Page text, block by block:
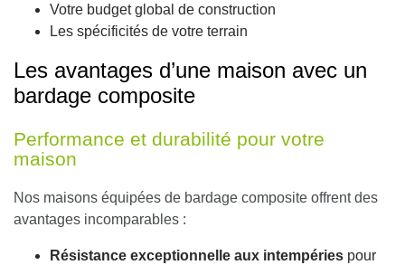
Votre budget global de construction
Les spécificités de votre terrain
Les avantages d’une maison avec un
bardage composite
Performance et durabilité pour votre
maison
Nos maisons équipées de bardage composite offrent des
avantages incomparables :
Résistance exceptionnelle aux intempéries pour